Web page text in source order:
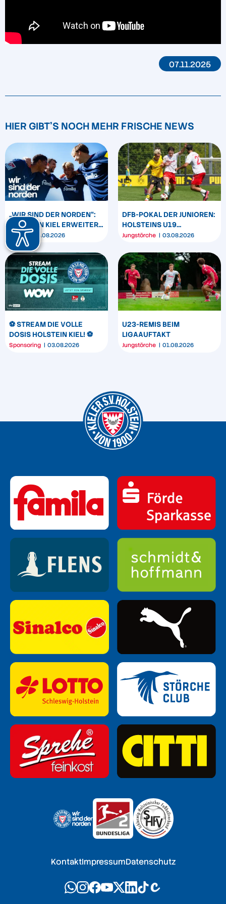
07.11.2025
HIER GIBT'S NOCH MEHR FRISCHE NEWS
„WIR SIND DER NORDEN“:
HOLSTEIN KIEL ERWEITERT
SEIN MARKENBILD
Verein 04.08.2026
DFB-POKAL DER JUNIOREN:
HOLSTEINS U19
TRIUMPHIERT IN
Jungstörche 03.08.2026
⚽️ STREAM DIE VOLLE
DOSIS HOLSTEIN KIEL! ⚽️
Sponsoring 03.08.2026
U23-REMIS BEIM
LIGAAUFTAKT
Jungstörche 01.08.2026
KontaktImpressumDatenschutz